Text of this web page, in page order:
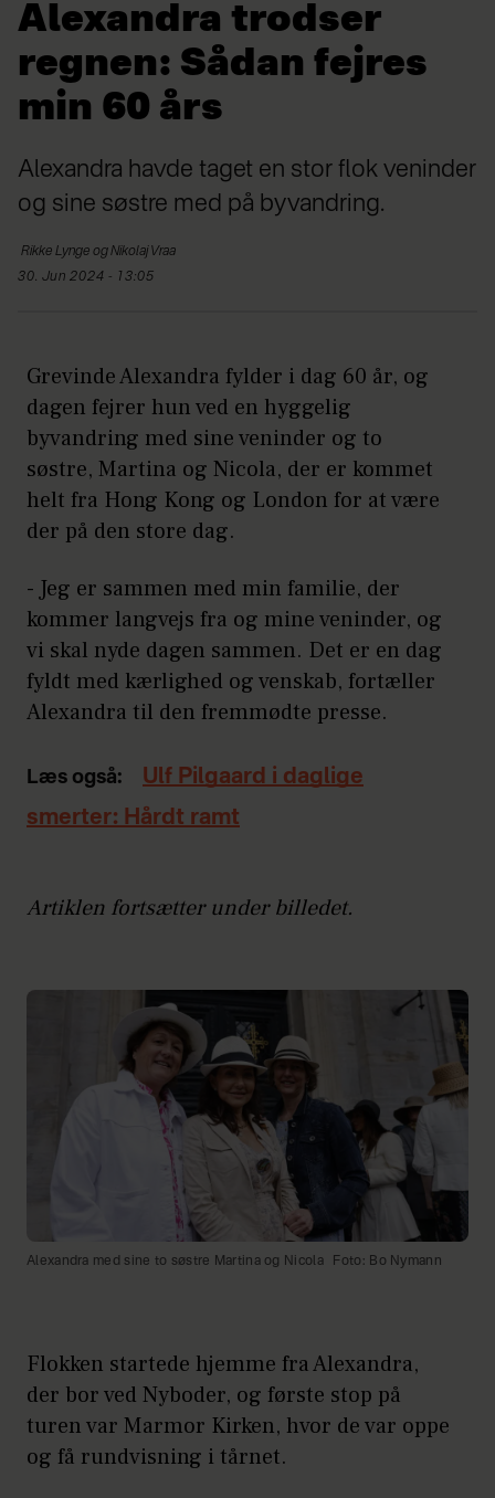
Alexandra trodser
regnen: Sådan fejres
min 60 års
Alexandra havde taget en stor flok veninder
og sine søstre med på byvandring.
Rikke Lynge ogNikolaj Vraa
30. Jun 2024 - 13:05
Grevinde Alexandra fylder i dag 60 år, og
dagen fejrer hun ved en hyggelig
byvandring med sine veninder og to
søstre, Martina og Nicola, der er kommet
helt fra Hong Kong og London for at være
der på den store dag.
- Jeg er sammen med min familie, der
kommer langvejs fra og mine veninder, og
vi skal nyde dagen sammen. Det er en dag
fyldt med kærlighed og venskab, fortæller
Alexandra til den fremmødte presse.
Læs også:
Ulf Pilgaard i daglige
smerter: Hårdt ramt
Artiklen fortsætter under billedet.
Alexandra med sine to søstre Martina og Nicola Foto: Bo Nymann
Flokken startede hjemme fra Alexandra,
der bor ved Nyboder, og første stop på
turen var Marmor Kirken, hvor de var oppe
og få rundvisning i tårnet.